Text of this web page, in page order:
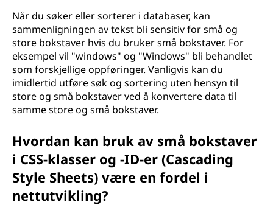
Når du søker eller sorterer i databaser, kan
sammenligningen av tekst bli sensitiv for små og
store bokstaver hvis du bruker små bokstaver. For
eksempel vil "windows" og "Windows" bli behandlet
som forskjellige oppføringer. Vanligvis kan du
imidlertid utføre søk og sortering uten hensyn til
store og små bokstaver ved å konvertere data til
samme store og små bokstaver.
Hvordan kan bruk av små bokstaver
i CSS-klasser og -ID-er (Cascading
Style Sheets) være en fordel i
nettutvikling?